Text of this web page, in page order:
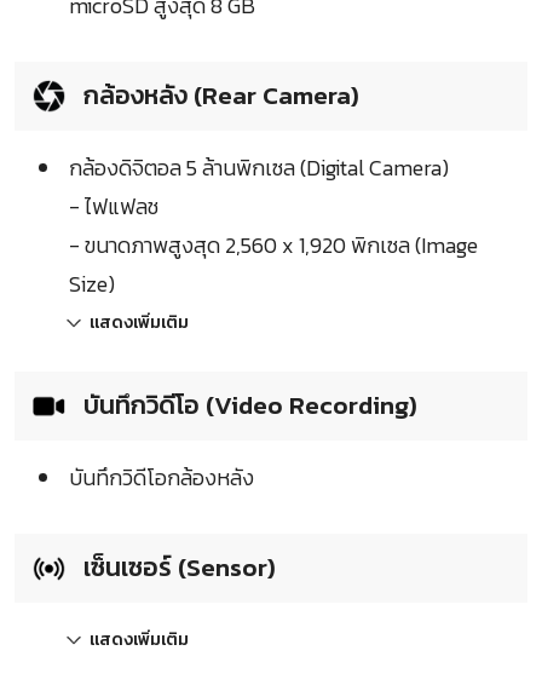
กล้องหลัง (Rear Camera)
กล้องดิจิตอล 5 ล้านพิกเซล (Digital Camera)
- ไฟแฟลช
- ขนาดภาพสูงสุด 2,560 x 1,920 พิกเซล (Image
Size)
แสดงเพิ่มเติม
บันทึกวิดีโอ (Video Recording)
บันทึกวิดีโอกล้องหลัง
เซ็นเซอร์ (Sensor)
แสดงเพิ่มเติม